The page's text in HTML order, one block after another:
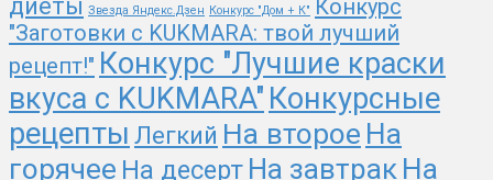
диеты Звезда Яндекс.Дзен Конкурс "Дом + К" Конкурс
"Заготовки с KUKMARA: твой лучший
рецепт!" Конкурс "Лучшие краски
вкуса с KUKMARA" Конкурсные
рецепты Легкий На второе На
горячее На десерт На завтрак На